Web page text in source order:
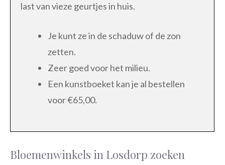
last van vieze geurtjes in huis.
Je kunt ze in de schaduw of de zon
zetten.
Zeer goed voor het milieu.
Een kunstboeket kan je al bestellen
voor €65,00.
Bloemenwinkels in Losdorp zoeken